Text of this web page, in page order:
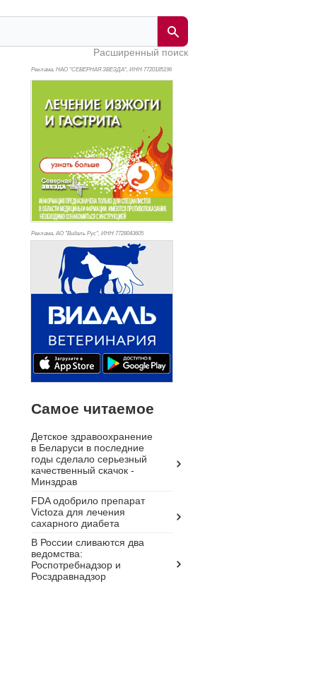
Расширенный поиск
Реклама. НАО "СЕВЕРНАЯ ЗВЕЗДА", ИНН 7720185196
Реклама. АО "Видаль Рус", ИНН 7728043605
Самое читаемое
Детское здравоохранение
в Беларуси в последние
годы сделало серьезный
качественный скачок -
Минздрав
FDA одобрило препарат
Victoza для лечения
сахарного диабета
В России сливаются два
ведомства:
Роспотребнадзор и
Росздравнадзор